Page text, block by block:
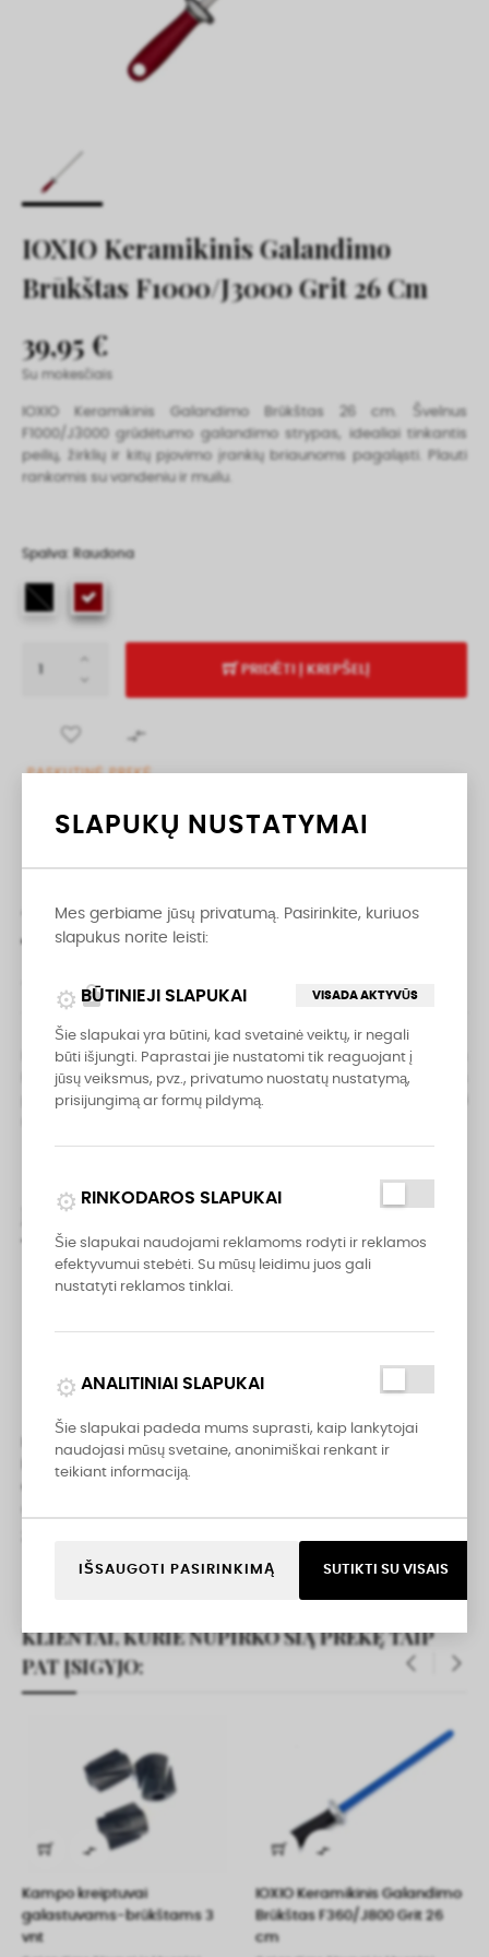
IOXIO Keramikinis Galandimo
Brūkštas F1000/J3000 Grit 26 Cm
39,95 €
Su mokesčiais
IOXIO Keramikinis Galandimo Brūkštas 26 cm. Švelnus
F1000/J3000 grūdėtumo galandimo strypas, idealiai tinkantis
peilių, žirklių ir kitų pjovimo įrankių briaunoms pagaląsti. Plauti
rankomis su vandeniu ir muilu.
Spalva: Raudona
PRIDĖTI Į KREPŠELĮ

PASKUTINĖ PREKĖ
APRAŠYMAS PRODUKTO INFORMACIJA
IOXIO Keramikinis Galandimo Brūkštas 26 cm. Švelnus
F1000/J3000 grūdėtumo galandimo strypas, idealiai tinkantis
peilių, žirklių ir kitų pjovimo įrankių briaunoms pagaląsti. Plauti
JUMS TAIP PAT GALI PATIKTI
IOXIO Keramikinis Galandimo
Brūkštas F360/J800 Grit 26
KLIENTAI, KURIE NUPIRKO ŠIĄ PREKĘ TAIP
PAT ĮSIGYJO:

Kampo kreiptuvai
galastuvams-brūkštams 3
vnt

IOXIO Keramikinis Galandimo
Brūkštas F360/J800 Grit 26
cm
SLAPUKŲ NUSTATYMAI
Mes gerbiame jūsų privatumą. Pasirinkite, kuriuos
slapukus norite leisti:
lock
BŪTINIEJI SLAPUKAI VISADA AKTYVŪS
Šie slapukai yra būtini, kad svetainė veiktų, ir negali
būti išjungti. Paprastai jie nustatomi tik reaguojant į
jūsų veiksmus, pvz., privatumo nuostatų nustatymą,
prisijungimą ar formų pildymą.
campaign
RINKODAROS SLAPUKAI
Šie slapukai naudojami reklamoms rodyti ir reklamos
efektyvumui stebėti. Su mūsų leidimu juos gali
nustatyti reklamos tinklai.
analytics
ANALITINIAI SLAPUKAI
Šie slapukai padeda mums suprasti, kaip lankytojai
naudojasi mūsų svetaine, anonimiškai renkant ir
teikiant informaciją.
IŠSAUGOTI PASIRINKIMĄ SUTIKTI SU VISAIS